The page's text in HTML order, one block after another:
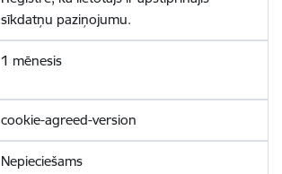
sīkdatņu paziņojumu.
1 mēnesis
cookie-agreed-version
Nepieciešams